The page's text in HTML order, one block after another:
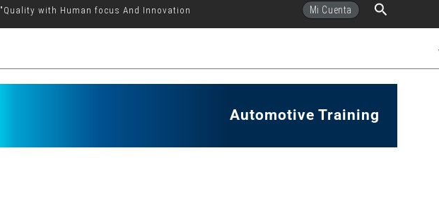
"Quality with Human focus And Innovation Mi Cuenta Buscar
Automotive Training